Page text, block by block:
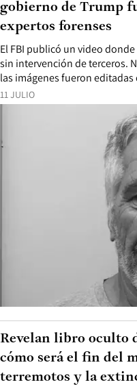
11 JULIO
El FBI publicó un video
sin intervención de terceros.
las imágenes fueron
gobierno de Trump
expertos forenses
Revelan libro oculto
cómo será el fin del
terremotos y la